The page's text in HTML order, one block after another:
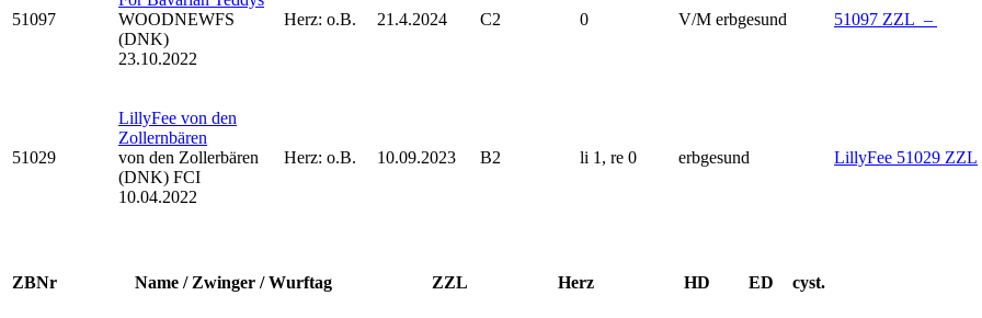
51097
WOODNEWFS
(DNK)
23.10.2022
Herz: o.B. 21.4.2024 C2 0 V/M erbgesund 51097 ZZL –
51029
LillyFee von den
Zollernbären
von den Zollerbären
(DNK) FCI
10.04.2022
Herz: o.B. 10.09.2023 B2 li 1, re 0 erbgesund LillyFee 51029 ZZL
ZBNr Name / Zwinger / Wurftag ZZL Herz HD ED cyst.